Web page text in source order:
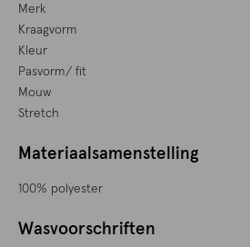
Merk
Kraagvorm
Kleur
Pasvorm/ fit
Mouw
Stretch
Materiaalsamenstelling
100% polyester
Wasvoorschriften